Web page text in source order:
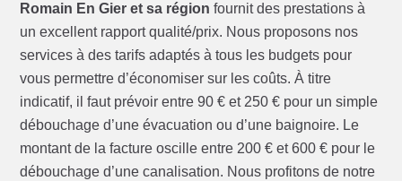
Romain En Gier et sa région fournit des prestations à
un excellent rapport qualité/prix. Nous proposons nos
services à des tarifs adaptés à tous les budgets pour
vous permettre d’économiser sur les coûts. À titre
indicatif, il faut prévoir entre 90 € et 250 € pour un simple
débouchage d’une évacuation ou d’une baignoire. Le
montant de la facture oscille entre 200 € et 600 € pour le
débouchage d’une canalisation. Nous profitons de notre